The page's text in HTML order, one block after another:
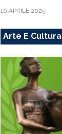
10 APRILE 2025
Arte E Cultura